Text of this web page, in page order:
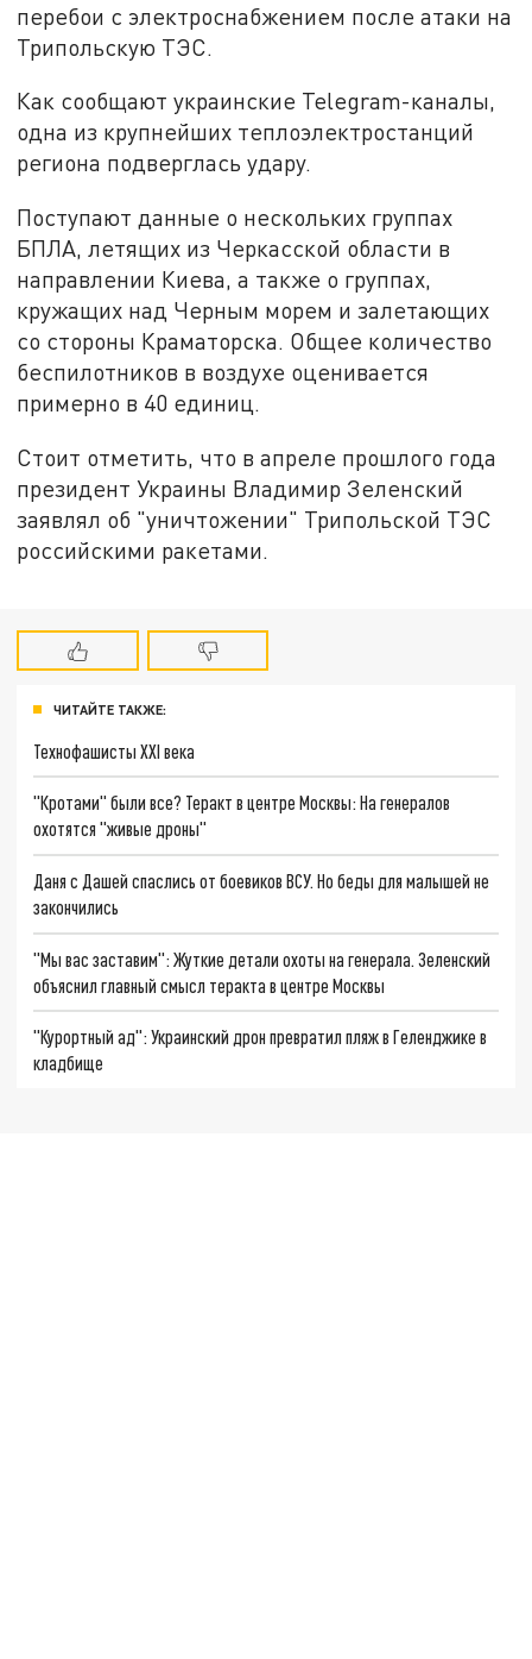
перебои с электроснабжением после атаки на
Трипольскую ТЭС.
Как сообщают украинские Telegram-каналы,
одна из крупнейших теплоэлектростанций
региона подверглась удару.
Поступают данные о нескольких группах
БПЛА, летящих из Черкасской области в
направлении Киева, а также о группах,
кружащих над Черным морем и залетающих
со стороны Краматорска. Общее количество
беспилотников в воздухе оценивается
примерно в 40 единиц.
Стоит отметить, что в апреле прошлого года
президент Украины Владимир Зеленский
заявлял об "уничтожении" Трипольской ТЭС
российскими ракетами.
ЧИТАЙТЕ ТАКЖЕ:
Технофашисты XXI века
"Кротами" были все? Теракт в центре Москвы: На генералов
охотятся "живые дроны"
Даня с Дашей спаслись от боевиков ВСУ. Но беды для малышей не
закончились
"Мы вас заставим": Жуткие детали охоты на генерала. Зеленский
объяснил главный смысл теракта в центре Москвы
"Курортный ад": Украинский дрон превратил пляж в Геленджике в
кладбище